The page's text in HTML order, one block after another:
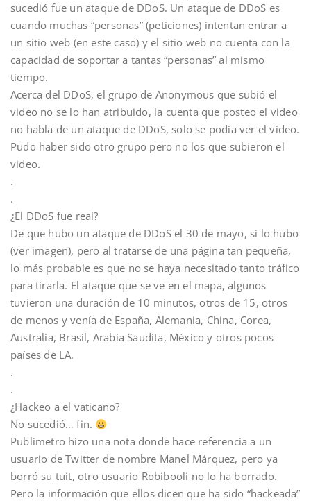
sucedió fue un ataque de DDoS. Un ataque de DDoS es
cuando muchas “personas” (peticiones) intentan entrar a
un sitio web (en este caso) y el sitio web no cuenta con la
capacidad de soportar a tantas “personas” al mismo
tiempo.
Acerca del DDoS, el grupo de Anonymous que subió el
video no se lo han atribuido, la cuenta que posteo el video
no habla de un ataque de DDoS, solo se podía ver el video.
Pudo haber sido otro grupo pero no los que subieron el
video.
.
.
¿El DDoS fue real?
De que hubo un ataque de DDoS el 30 de mayo, si lo hubo
(ver imagen), pero al tratarse de una página tan pequeña,
lo más probable es que no se haya necesitado tanto tráfico
para tirarla. El ataque que se ve en el mapa, algunos
tuvieron una duración de 10 minutos, otros de 15, otros
de menos y venía de España, Alemania, China, Corea,
Australia, Brasil, Arabia Saudita, México y otros pocos
países de LA.
.
.
¿Hackeo a el vaticano?
No sucedió… fin.
Publimetro hizo una nota donde hace referencia a un
usuario de Twitter de nombre Manel Márquez, pero ya
borró su tuit, otro usuario Robibooli no lo ha borrado.
Pero la información que ellos dicen que ha sido “hackeada”